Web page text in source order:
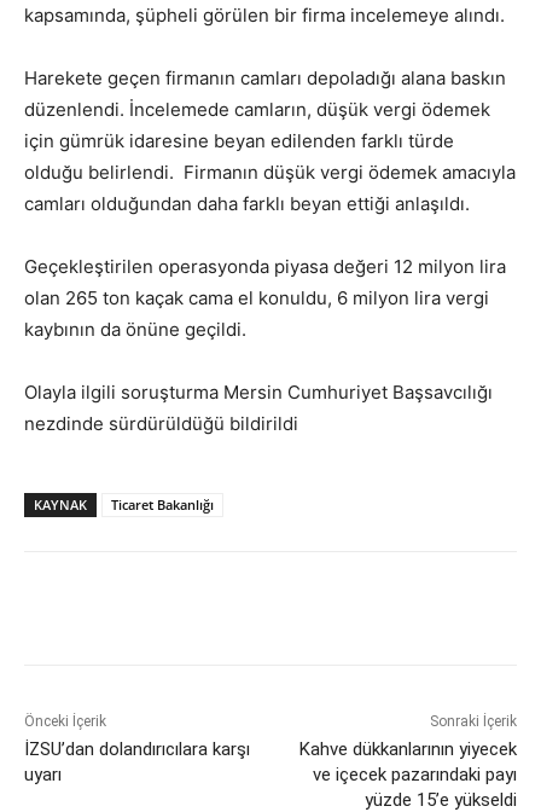
kapsamında, şüpheli görülen bir firma incelemeye alındı.
Harekete geçen firmanın camları depoladığı alana baskın
düzenlendi. İncelemede camların, düşük vergi ödemek
için gümrük idaresine beyan edilenden farklı türde
olduğu belirlendi. Firmanın düşük vergi ödemek amacıyla
camları olduğundan daha farklı beyan ettiği anlaşıldı.
Geçekleştirilen operasyonda piyasa değeri 12 milyon lira
olan 265 ton kaçak cama el konuldu, 6 milyon lira vergi
kaybının da önüne geçildi.
Olayla ilgili soruşturma Mersin Cumhuriyet Başsavcılığı
nezdinde sürdürüldüğü bildirildi
KAYNAK Ticaret Bakanlığı
Önceki İçerik
İZSU’dan dolandırıcılara karşı
uyarı
Sonraki İçerik
Kahve dükkanlarının yiyecek
ve içecek pazarındaki payı
yüzde 15’e yükseldi